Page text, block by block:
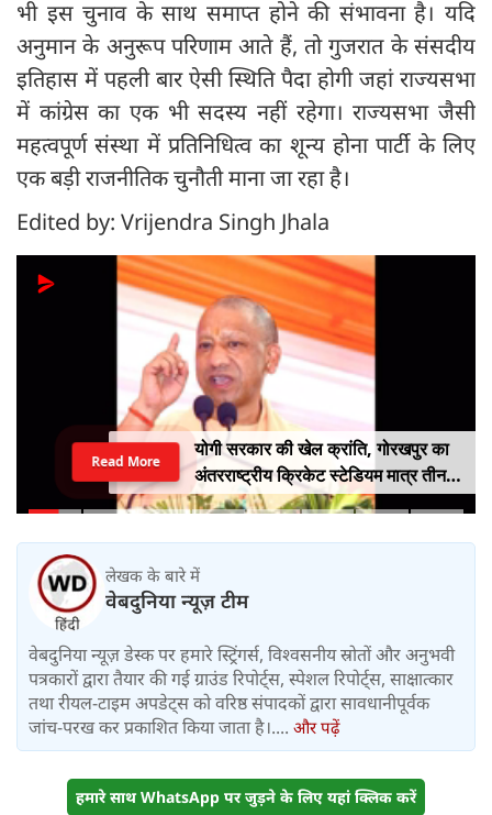
भी इस चुनाव के साथ समाप्त होने की संभावना है। यदि
अनुमान के अनुरूप परिणाम आते हैं, तो गुजरात के संसदीय
इतिहास में पहली बार ऐसी स्थिति पैदा होगी जहां राज्यसभा
में कांग्रेस का एक भी सदस्य नहीं रहेगा। राज्यसभा जैसी
महत्वपूर्ण संस्था में प्रतिनिधित्व का शून्य होना पार्टी के लिए
एक बड़ी राजनीतिक चुनौती माना जा रहा है।
Edited by: Vrijendra Singh Jhala
योगी सरकार की खेल क्रांति, गोरखपुर का
अंतरराष्ट्रीय क्रिकेट स्टेडियम मात्र तीन
महीने में लगभग 20% तैयार
Read More
लेखक के बारे में
वेबदुनिया न्यूज़ टीम
वेबदुनिया न्यूज़ डेस्क पर हमारे स्ट्रिंगर्स, विश्वसनीय स्रोतों और अनुभवी
पत्रकारों द्वारा तैयार की गई ग्राउंड रिपोर्ट्स, स्पेशल रिपोर्ट्स, साक्षात्कार
तथा रीयल-टाइम अपडेट्स को वरिष्ठ संपादकों द्वारा सावधानीपूर्वक
जांच-परख कर प्रकाशित किया जाता है।.... और पढ़ें
हमारे साथ WhatsApp पर जुड़ने के लिए यहां क्लिक करें